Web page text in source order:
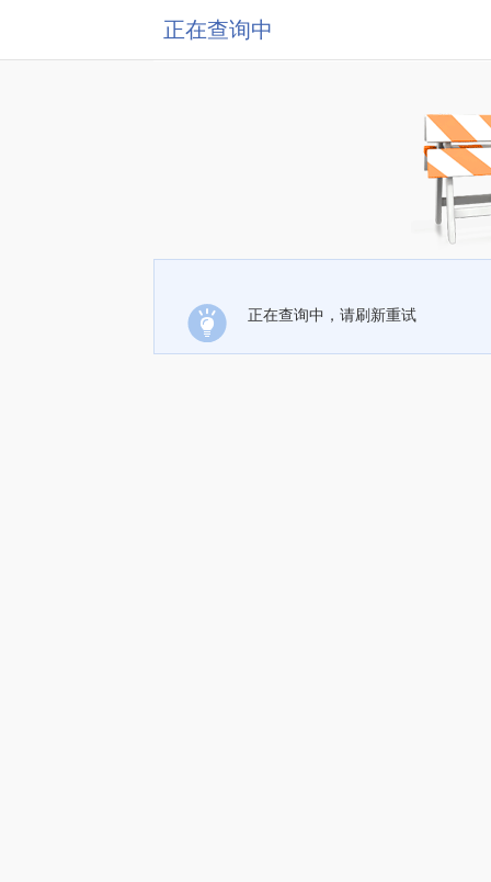
正在查询中
正在查询中，请刷新重试